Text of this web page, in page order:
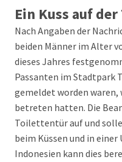
Ein Kuss auf
Nach Angaben der
beiden Männer im Alter
dieses Jahres
Passanten im Stadtpark
gemeldet worden
betreten hatten. Die
Toilettentür auf und
beim Küssen und in
Indonesien kann dies